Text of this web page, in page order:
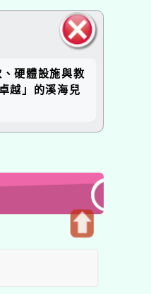
塊
硬體設施與教
越」的溪海兒